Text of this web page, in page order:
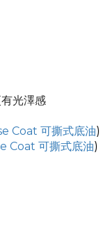
光澤感
Coat 可撕式底油)
Coat 可撕式底油)